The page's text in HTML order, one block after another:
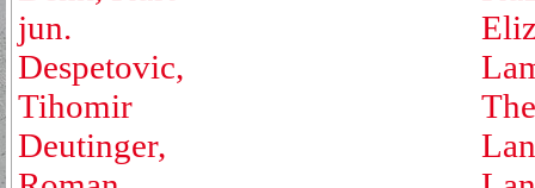
jun.
Despetovic,
Tihomir
Deutinger,